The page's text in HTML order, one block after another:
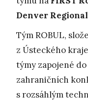
Denver Regional
Tým ROBUL,
z Ústeckého
týmy zapojené
zahraničních
s rozsáhlým